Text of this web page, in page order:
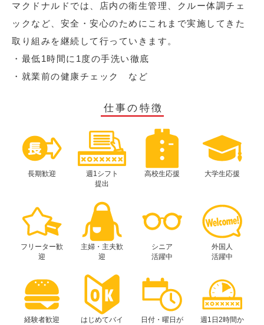
マクドナルドでは、店内の衛生管理、クルー体調チェ
ックなど、安全・安心のためにこれまで実施してきた
取り組みを継続して行っていきます。
・最低1時間に1度の手洗い徹底
・就業前の健康チェック など
仕事の特徴
長期歓迎
週1シフト
提出
高校生応援 大学生応援
フリーター歓
迎
主婦・主夫歓
迎
シニア
活躍中
外国人
活躍中
経験者歓迎
はじめてバイ
日付・曜日が
週1日2時間か